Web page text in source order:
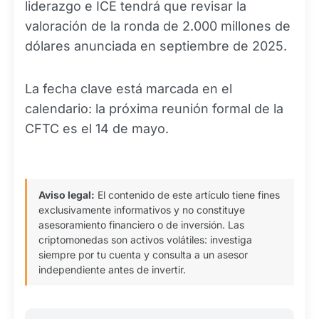
liderazgo e ICE tendrá que revisar la
valoración de la ronda de 2.000 millones de
dólares anunciada en septiembre de 2025.
La fecha clave está marcada en el
calendario: la próxima reunión formal de la
CFTC es el 14 de mayo.
Aviso legal: El contenido de este artículo tiene fines
exclusivamente informativos y no constituye
asesoramiento financiero o de inversión. Las
criptomonedas son activos volátiles: investiga
siempre por tu cuenta y consulta a un asesor
independiente antes de invertir.